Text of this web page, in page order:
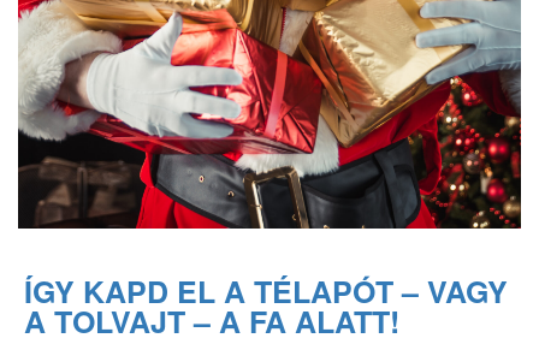
ÍGY KAPD EL A TÉLAPÓT – VAGY
A TOLVAJT – A FA ALATT!